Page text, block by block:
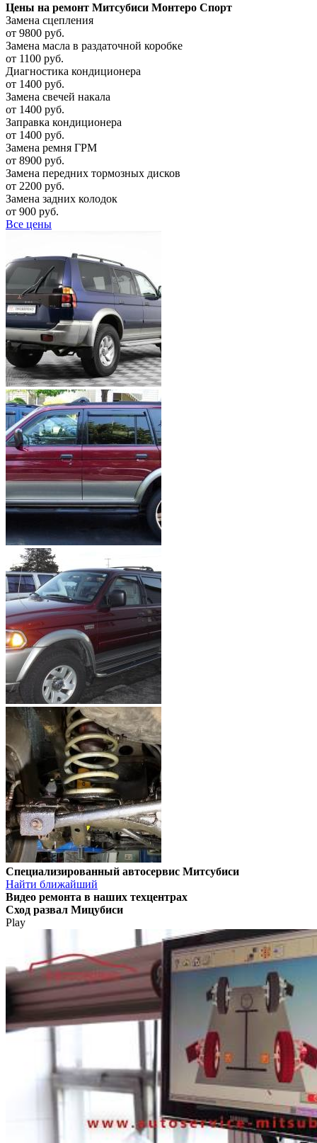
Цены на ремонт Митсубиси Монтеро Спорт
Замена сцепления
от 9800 руб.
Замена масла в раздаточной коробке
от 1100 руб.
Диагностика кондиционера
от 1400 руб.
Замена свечей накала
от 1400 руб.
Заправка кондиционера
от 1400 руб.
Замена ремня ГРМ
от 8900 руб.
Замена передних тормозных дисков
от 2200 руб.
Замена задних колодок
от 900 руб.
Все цены
Специализированный автосервис Митсубиси
Найти ближайший
Видео ремонта в наших техцентрах
Сход развал Мицубиси
Play